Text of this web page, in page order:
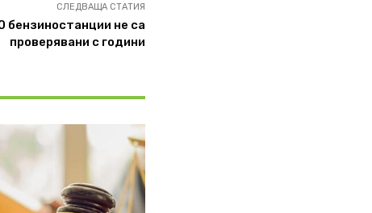
СЛЕДВАЩА СТАТИЯ
бензиностанции не са
проверявани с години